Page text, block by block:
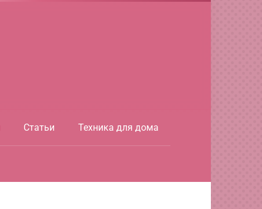
Статьи Техника для дома